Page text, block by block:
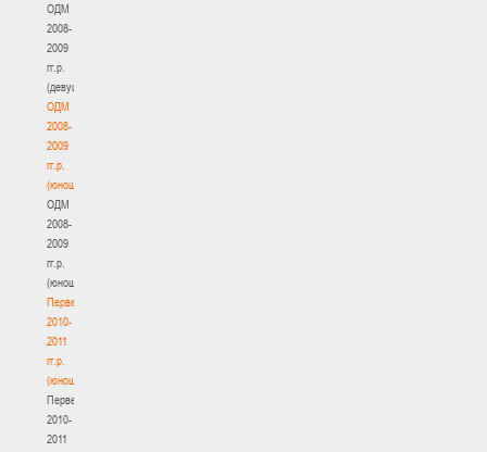
ОДМ
2008-
2009
гг.р.
(девушки)
ОДМ
2008-
2009
гг.р.
(юноши)
ОДМ
2008-
2009
гг.р.
(юноши)
Первенство
2010-
2011
гг.р.
(юноши)
Первенство
2010-
2011